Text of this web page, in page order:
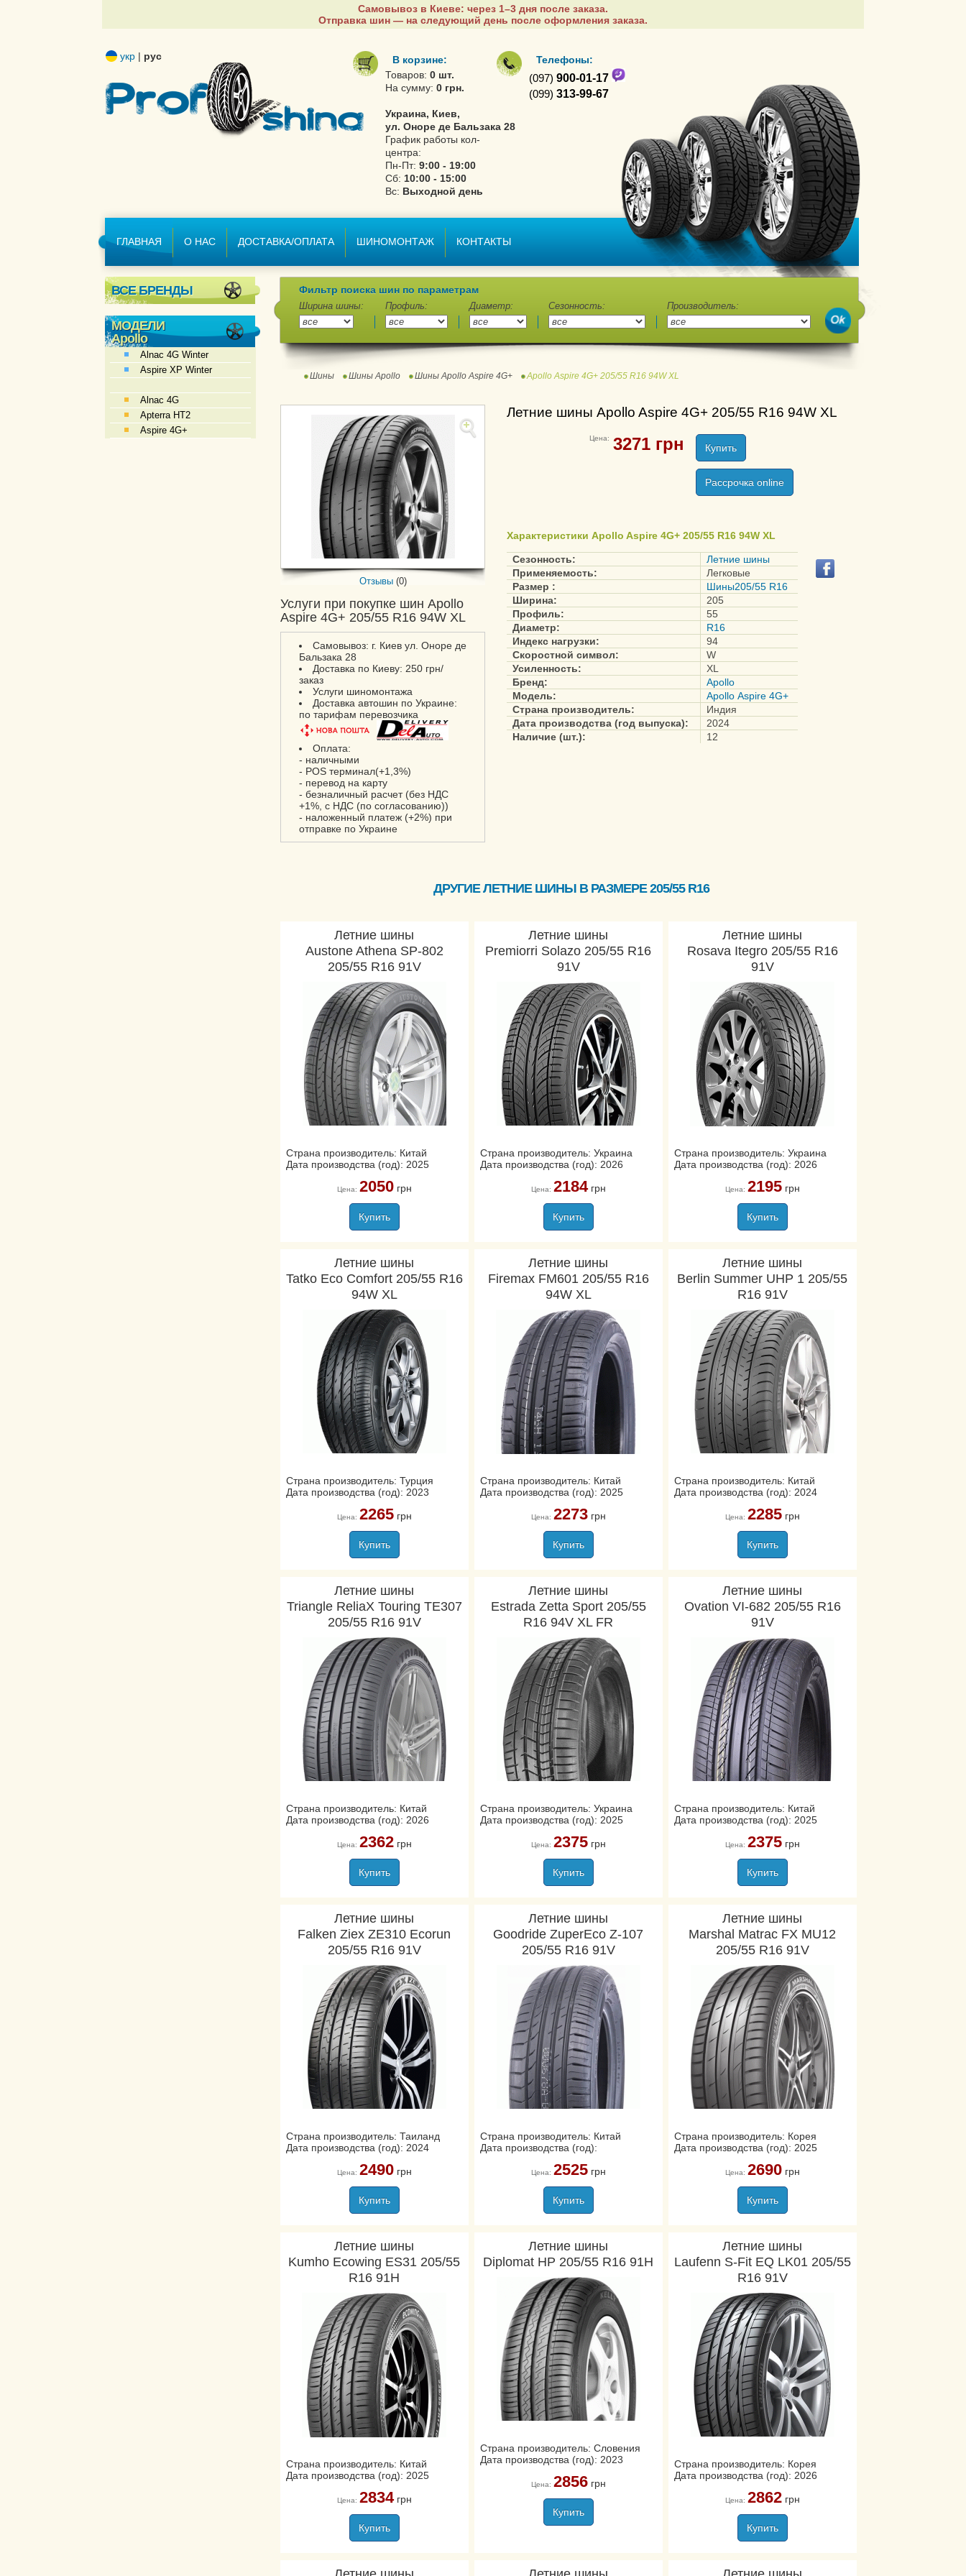
Самовывоз в Киеве: через 1–3 дня после заказа.
Отправка шин — на следующий день после оформления заказа.
укр | рус
В корзине:
Товаров: 0 шт.
На сумму: 0 грн.
Украина, Киев,
ул. Оноре де Бальзака 28
График работы кол-
центра:
Пн-Пт: 9:00 - 19:00
Сб: 10:00 - 15:00
Вс: Выходной день
Телефоны:
(097) 900-01-17
(099) 313-99-67
ГЛАВНАЯ О НАС ДОСТАВКА/ОПЛАТА ШИНОМОНТАЖ КОНТАКТЫ
ВСЕ БРЕНДЫ
МОДЕЛИ
Apollo
Alnac 4G Winter
Aspire XP Winter
Alnac 4G
Apterra HT2
Aspire 4G+
Фильтр поиска шин по параметрам
Ширина шины: Профиль: Диаметр: Сезонность: Производитель:
Шины Шины Apollo Шины Apollo Aspire 4G+ Apollo Aspire 4G+ 205/55 R16 94W XL
Отзывы (0)
Услуги при покупке шин Apollo
Aspire 4G+ 205/55 R16 94W XL
Самовывоз: г. Киев ул. Оноре де
Бальзака 28
Доставка по Киеву: 250 грн/
заказ
Услуги шиномонтажа
Доставка автошин по Украине:
по тарифам перевозчика
Оплата:
- наличными
- POS терминал(+1,3%)
- перевод на карту
- безналичный расчет (без НДС
+1%, с НДС (по согласованию))
- наложенный платеж (+2%) при
отправке по Украине
Летние шины Apollo Aspire 4G+ 205/55 R16 94W XL
Цена: 3271 грн Купить
Рассрочка online
Характеристики Apollo Aspire 4G+ 205/55 R16 94W XL
Сезонность:
Летние шины
Применяемость:
Легковые
Размер :
Шины205/55 R16
Ширина:
205
Профиль:
55
Диаметр:
R16
Индекс нагрузки:
94
Скоростной символ:
W
Усиленность:
XL
Бренд:
Apollo
Модель:
Apollo Aspire 4G+
Страна производитель:
Индия
Дата производства (год выпуска):
2024
Наличие (шт.):
12
ДРУГИЕ ЛЕТНИЕ ШИНЫ В РАЗМЕРЕ 205/55 R16
Летние шины
Austone Athena SP-802
205/55 R16 91V
Страна производитель: Китай
Дата производства (год): 2025
Цена: 2050грн
Купить
Летние шины
Premiorri Solazo 205/55 R16
91V
Страна производитель: Украина
Дата производства (год): 2026
Цена: 2184грн
Купить
Летние шины
Rosava Itegro 205/55 R16
91V
Страна производитель: Украина
Дата производства (год): 2026
Цена: 2195грн
Купить
Летние шины
Tatko Eco Comfort 205/55 R16
94W XL
Страна производитель: Турция
Дата производства (год): 2023
Цена: 2265грн
Купить
Летние шины
Firemax FM601 205/55 R16
94W XL
Страна производитель: Китай
Дата производства (год): 2025
Цена: 2273грн
Купить
Летние шины
Berlin Summer UHP 1 205/55
R16 91V
Страна производитель: Китай
Дата производства (год): 2024
Цена: 2285грн
Купить
Летние шины
Triangle ReliaX Touring TE307
205/55 R16 91V
Страна производитель: Китай
Дата производства (год): 2026
Цена: 2362грн
Купить
Летние шины
Estrada Zetta Sport 205/55
R16 94V XL FR
Страна производитель: Украина
Дата производства (год): 2025
Цена: 2375грн
Купить
Летние шины
Ovation VI-682 205/55 R16
91V
Страна производитель: Китай
Дата производства (год): 2025
Цена: 2375грн
Купить
Летние шины
Falken Ziex ZE310 Ecorun
205/55 R16 91V
Страна производитель: Таиланд
Дата производства (год): 2024
Цена: 2490грн
Купить
Летние шины
Goodride ZuperEco Z-107
205/55 R16 91V
Страна производитель: Китай
Дата производства (год):
Цена: 2525грн
Купить
Летние шины
Marshal Matrac FX MU12
205/55 R16 91V
Страна производитель: Корея
Дата производства (год): 2025
Цена: 2690грн
Купить
Летние шины
Kumho Ecowing ES31 205/55
R16 91H
Страна производитель: Китай
Дата производства (год): 2025
Цена: 2834грн
Купить
Летние шины
Diplomat HP 205/55 R16 91H
Страна производитель: Словения
Дата производства (год): 2023
Цена: 2856грн
Купить
Летние шины
Laufenn S-Fit EQ LK01 205/55
R16 91V
Страна производитель: Корея
Дата производства (год): 2026
Цена: 2862грн
Купить